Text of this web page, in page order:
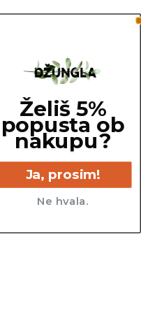
notranji zgornji
je lahko
v sadilni lonec z
kot so tisti, v
Želiš 5%
popusta ob
nakupu?
Ja, prosim!
Ne hvala.